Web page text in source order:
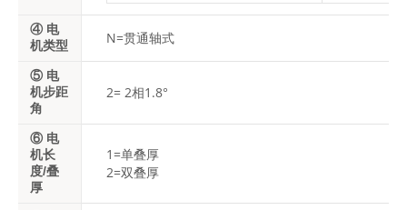
④ 电
机类型
N=贯通轴式
⑤ 电
机步距
角
2= 2相1.8°
⑥ 电
机长
度/叠
厚
1=单叠厚
2=双叠厚